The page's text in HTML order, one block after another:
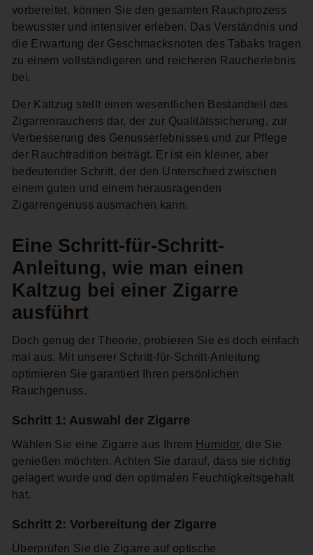
vorbereitet, können Sie den gesamten Rauchprozess
bewusster und intensiver erleben. Das Verständnis und
die Erwartung der Geschmacksnoten des Tabaks tragen
zu einem vollständigeren und reicheren Raucherlebnis
bei.
Der Kaltzug stellt einen wesentlichen Bestandteil des
Zigarrenrauchens dar, der zur Qualitätssicherung, zur
Verbesserung des Genusserlebnisses und zur Pflege
der Rauchtradition beiträgt. Er ist ein kleiner, aber
bedeutender Schritt, der den Unterschied zwischen
einem guten und einem herausragenden
Zigarrengenuss ausmachen kann.
Eine Schritt-für-Schritt-
Anleitung, wie man einen
Kaltzug bei einer Zigarre
ausführt
Doch genug der Theorie, probieren Sie es doch einfach
mal aus. Mit unserer Schritt-für-Schritt-Anleitung
optimieren Sie garantiert Ihren persönlichen
Rauchgenuss.
Schritt 1: Auswahl der Zigarre
Wählen Sie eine Zigarre aus Ihrem Humidor, die Sie
genießen möchten. Achten Sie darauf, dass sie richtig
gelagert wurde und den optimalen Feuchtigkeitsgehalt
hat.
Schritt 2: Vorbereitung der Zigarre
Überprüfen Sie die Zigarre auf optische